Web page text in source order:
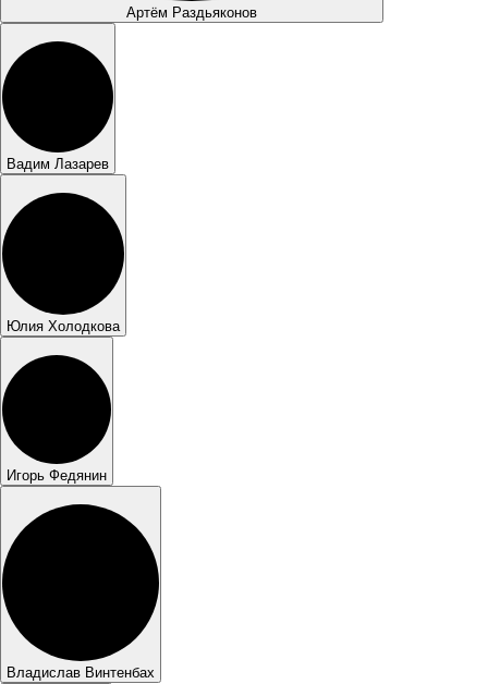
Артём Раздьяконов
Вадим Лазарев
Юлия Холодкова
Игорь Федянин
Владислав Винтенбах